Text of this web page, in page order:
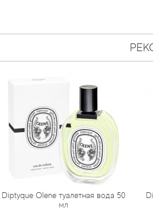
Diptyque Olene туалетная вода 50
мл